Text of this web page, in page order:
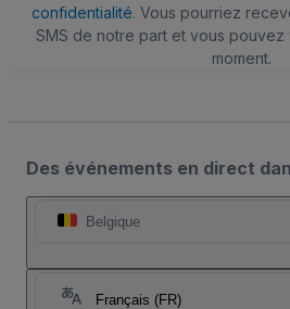
confidentialité. Vous pourriez
SMS de notre part et vous pouvez
moment.
Des événements en direct
Belgique
Français (FR)